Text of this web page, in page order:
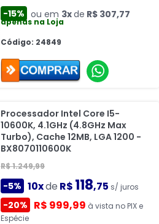
-15% ou em 3xde R$ 307,77
apenas na Loja
Código: 24849
Processador Intel Core I5-
10600K, 4.1GHz (4.8GHz Max
Turbo), Cache 12MB, LGA 1200 -
BX8070110600K
R$ 1.249,99
-5% 10xde R$ 118,75 s/ juros
-20% R$ 999,99 à vista no PIX e
Espécie